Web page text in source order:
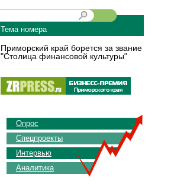
Тема номера
Приморский край борется за звание
"Столица финансовой культуры"
Опрос
Спецпроекты
Интервью
Аналитика